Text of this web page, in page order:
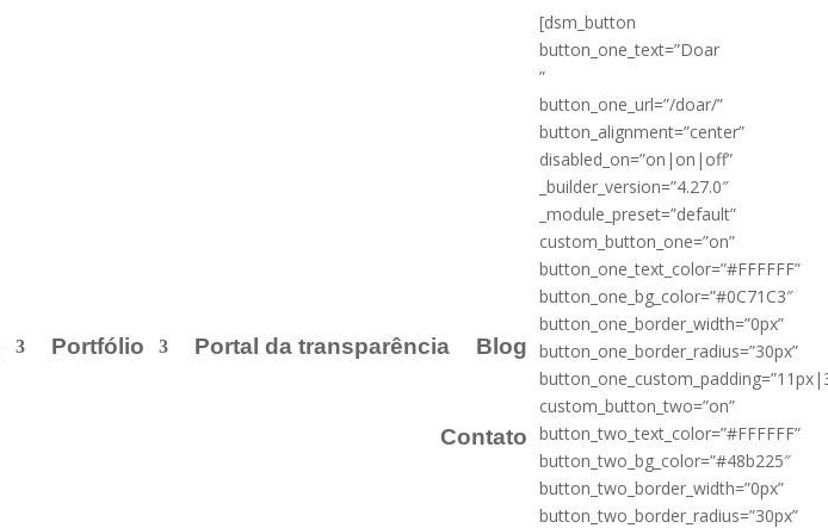
Portfólio Portal da transparência Blog
Contato
[dsm_button
button_one_text=”Doar
”
button_one_url=”/doar/”
button_alignment=”center”
disabled_on=”on|on|off”
_builder_version=”4.27.0″
_module_preset=”default”
custom_button_one=”on”
button_one_text_color=”#FFFFFF”
button_one_bg_color=”#0C71C3″
button_one_border_width=”0px”
button_one_border_radius=”30px”
custom_button_two=”on”
button_two_text_color=”#FFFFFF”
button_two_bg_color=”#48b225″
button_two_border_width=”0px”
button_two_border_radius=”30px”